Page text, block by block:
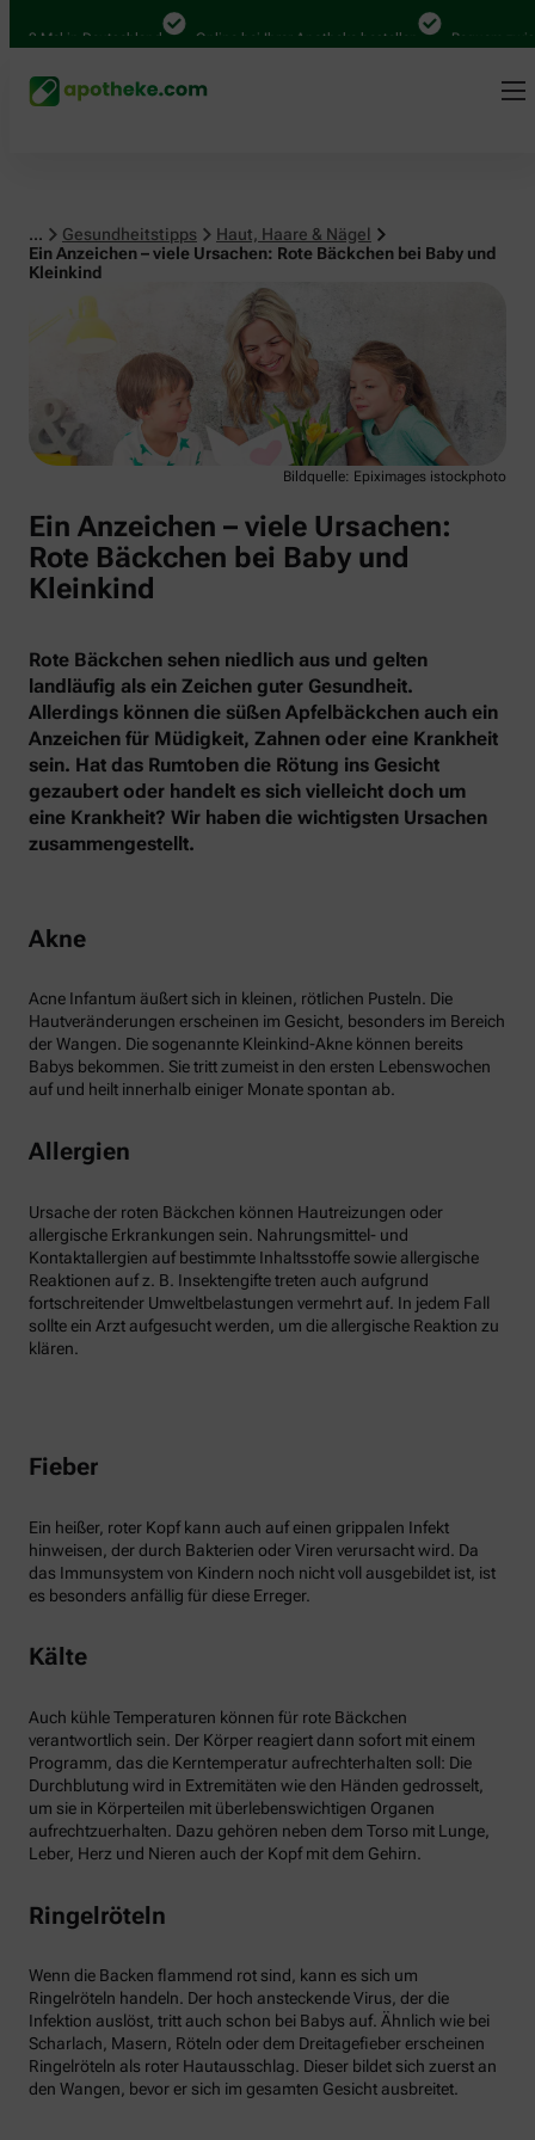
Mal in Deutschland Online bei Ihrer Apotheke bestellen Bequem
... Gesundheitstipps
Haut, Haare & Nägel
Ein Anzeichen – viele Ursachen: Rote Bäckchen bei Baby und
Kleinkind
Haut, Haare & Nägel
Bildquelle: Epiximages istockphoto
Ein Anzeichen – viele Ursachen:
Rote Bäckchen bei Baby und
Kleinkind
Rote Bäckchen sehen niedlich aus und gelten
landläufig als ein Zeichen guter Gesundheit.
Allerdings können die süßen Apfelbäckchen auch ein
Anzeichen für Müdigkeit, Zahnen oder eine Krankheit
sein. Hat das Rumtoben die Rötung ins Gesicht
gezaubert oder handelt es sich vielleicht doch um
eine Krankheit? Wir haben die wichtigsten Ursachen
zusammengestellt.
Akne
Acne Infantum äußert sich in kleinen, rötlichen Pusteln. Die
Hautveränderungen erscheinen im Gesicht, besonders im Bereich
der Wangen. Die sogenannte Kleinkind-Akne können bereits
Babys bekommen. Sie tritt zumeist in den ersten Lebenswochen
auf und heilt innerhalb einiger Monate spontan ab.
Allergien
Ursache der roten Bäckchen können Hautreizungen oder
allergische Erkrankungen sein. Nahrungsmittel- und
Kontaktallergien auf bestimmte Inhaltsstoffe sowie allergische
Reaktionen auf z. B. Insektengifte treten auch aufgrund
fortschreitender Umweltbelastungen vermehrt auf. In jedem Fall
sollte ein Arzt aufgesucht werden, um die allergische Reaktion zu
klären.
Fieber
Ein heißer, roter Kopf kann auch auf einen grippalen Infekt
hinweisen, der durch Bakterien oder Viren verursacht wird. Da
das Immunsystem von Kindern noch nicht voll ausgebildet ist, ist
es besonders anfällig für diese Erreger.
Kälte
Auch kühle Temperaturen können für rote Bäckchen
verantwortlich sein. Der Körper reagiert dann sofort mit einem
Programm, das die Kerntemperatur aufrechterhalten soll: Die
Durchblutung wird in Extremitäten wie den Händen gedrosselt,
um sie in Körperteilen mit überlebenswichtigen Organen
aufrechtzuerhalten. Dazu gehören neben dem Torso mit Lunge,
Leber, Herz und Nieren auch der Kopf mit dem Gehirn.
Ringelröteln
Wenn die Backen flammend rot sind, kann es sich um
Ringelröteln handeln. Der hoch ansteckende Virus, der die
Infektion auslöst, tritt auch schon bei Babys auf. Ähnlich wie bei
Scharlach, Masern, Röteln oder dem Dreitagefieber erscheinen
Ringelröteln als roter Hautausschlag. Dieser bildet sich zuerst an
den Wangen, bevor er sich im gesamten Gesicht ausbreitet.